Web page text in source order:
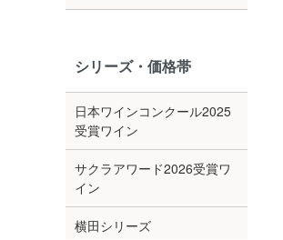
シリーズ・価格帯
日本ワインコンクール2025
受賞ワイン
サクラアワード2026受賞ワ
イン
横田シリーズ